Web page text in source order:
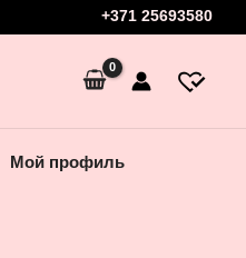
+371 25693580
Мой профиль